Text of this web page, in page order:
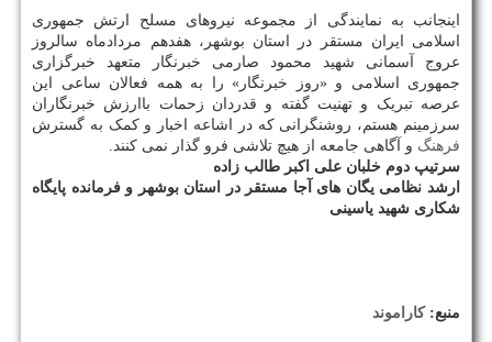
اینجانب به نمایندگی از مجموعه نیروهای مسلح ارتش جمهوری
اسلامی ایران مستقر در استان بوشهر، هفدهم مردادماه سالروز
عروج آسمانی شهید محمود صارمی خبرنگار متعهد خبرگزاری
جمهوری اسلامی و «روز خبرنگار» را به همه فعالان ساعی این
عرصه تبریک و تهنیت گفته و قدردان زحمات باارزش خبرنگاران
سرزمینم هستم، روشنگرانی که در اشاعه اخبار و کمک به گسترش
فرهنگ و آگاهی جامعه از هیچ تلاشی فرو گذار نمی کنند.
سرتیپ دوم خلبان علی اکبر طالب زاده
ارشد نظامی یگان های آجا مستقر در استان بوشهر و فرمانده پایگاه
شکاری شهید یاسینی
منبع:كاراموند